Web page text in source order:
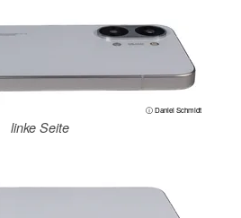
ⓘ Daniel Schmidt
linke Seite